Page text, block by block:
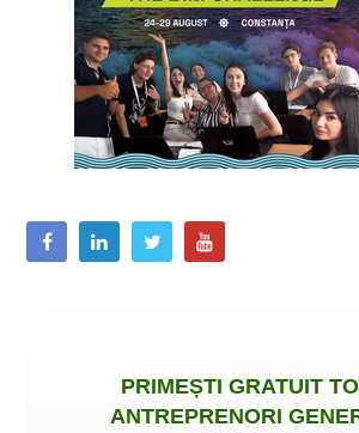
PRIMEȘTI GRATUIT
ANTREPRENORI